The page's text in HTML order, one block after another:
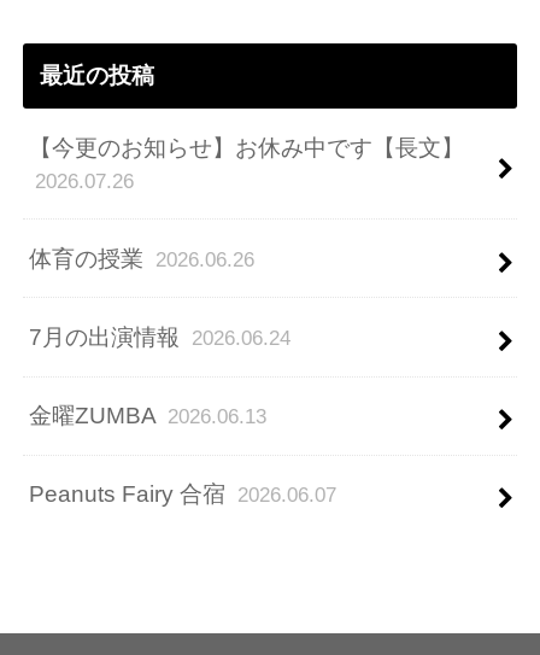
最近の投稿
【今更のお知らせ】お休み中です【長文】
2026.07.26
体育の授業 2026.06.26
7月の出演情報 2026.06.24
金曜ZUMBA 2026.06.13
Peanuts Fairy 合宿 2026.06.07